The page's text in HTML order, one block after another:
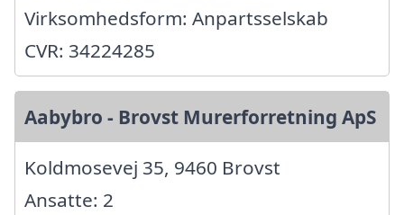
Virksomhedsform: Anpartsselskab
CVR: 34224285
Aabybro - Brovst Murerforretning ApS
Koldmosevej 35, 9460 Brovst
Ansatte: 2